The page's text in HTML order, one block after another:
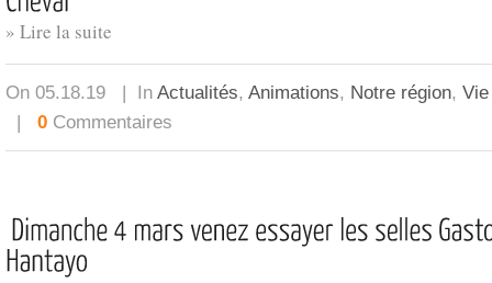
» Lire la suite
On 05.18.19 | In Actualités, Animations, Notre région,
| 0 Commentaires